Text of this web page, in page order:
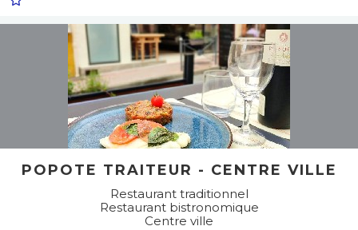
POPOTE TRAITEUR - CENTRE VILLE
Restaurant traditionnel
Restaurant bistronomique
Centre ville